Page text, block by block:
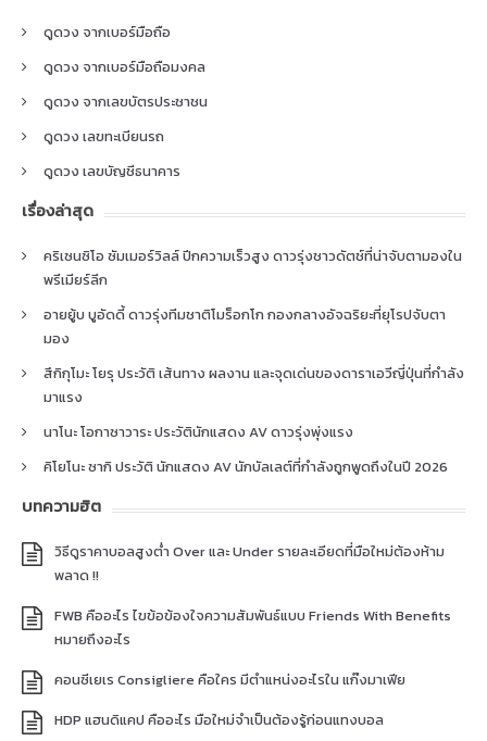
ดูดวง จากเบอร์มือถือ
ดูดวง จากเบอร์มือถือมงคล
ดูดวง จากเลขบัตรประชาชน
ดูดวง เลขทะเบียนรถ
ดูดวง เลขบัญชีธนาคาร
เรื่องล่าสุด
คริเซนซิโอ ซัมเมอร์วิลล์ ปีกความเร็วสูง ดาวรุ่งชาวดัตช์ที่น่าจับตามองใน
พรีเมียร์ลีก
อายยู้บ บูอัดดี้ ดาวรุ่งทีมชาติโมร็อกโก กองกลางอัจฉริยะที่ยุโรปจับตา
มอง
สึกิกุโมะ โยรุ ประวัติ เส้นทาง ผลงาน และจุดเด่นของดาราเอวีญี่ปุ่นที่กำลัง
มาแรง
นาโนะ โอกาซาวาระ ประวัตินักแสดง AV ดาวรุ่งพุ่งแรง
คิโยโนะ ซากิ ประวัติ นักแสดง AV นักบัลเลต์ที่กำลังถูกพูดถึงในปี 2026
บทความฮิต
วิธีดูราคาบอลสูงต่ำ Over และ Under รายละเอียดที่มือใหม่ต้องห้าม
พลาด !!
FWB คืออะไร ไขข้อข้องใจความสัมพันธ์แบบ Friends With Benefits
หมายถึงอะไร
คอนซีเยเร Consigliere คือใคร มีตำแหน่งอะไรใน แก๊งมาเฟีย
HDP แฮนดิแคป คืออะไร มือใหม่จำเป็นต้องรู้ก่อนแทงบอล